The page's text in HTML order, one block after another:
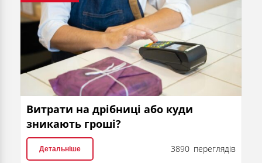
Витрати на дрібниці або куди
зникають гроші?
Детальніше 3890 переглядів